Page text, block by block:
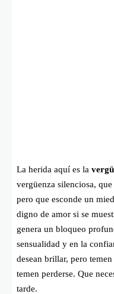
La herida aquí es la
vergüenza silenciosa,
pero que esconde un
digno de amor si se
genera un bloqueo
sensualidad y en la
desean brillar, pero
temen perderse. Que
tarde.